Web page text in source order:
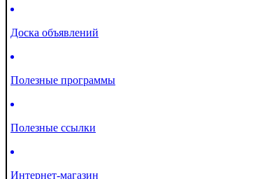
Доска объявлений
Полезные программы
Полезные ссылки
Интернет-магазин